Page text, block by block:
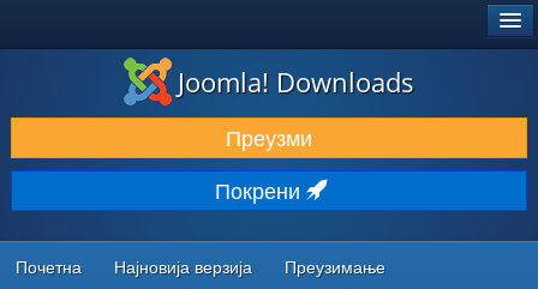
ПРЕУЗИМАЊЕ И ПРОШИРЕЊА (ЕКСТЕНЗИЈЕ)
ОТКРИЈТЕ И НАУЧИТЕ
ЗАЈЕДНИЦА И ПОДРШКА
РЕСУРСИ ЗА РАЗВОЈ
Joomla! Downloads
Преузми
Покрени
Почетна Најновија верзија Преузимање